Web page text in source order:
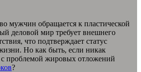
мужчин обращается к пластической
деловой мир требует внешнего
что подтверждает статус
Но как быть, если никак
с проблемой жировых отложений
?